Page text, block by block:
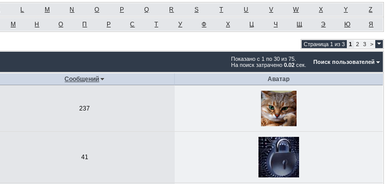
L M N O P Q R S T U V W X Y Z
М Н О П Р С Т У Ф Х Ц Ч Щ Э Ю Я
Страница 1 из 3 1 2 3 >
Показано с 1 по 30 из 75.
На поиск затрачено0.02 сек. Поиск пользователей
Сообщений Аватар
237
41